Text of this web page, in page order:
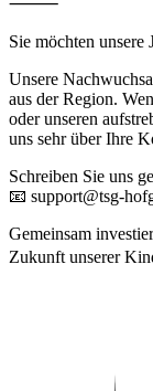
Sie möchten unsere
Unsere
aus der Region.
oder unseren
uns sehr über Ihre
Schreiben Sie uns
📧 support@tsg-
Gemeinsam
Zukunft unserer